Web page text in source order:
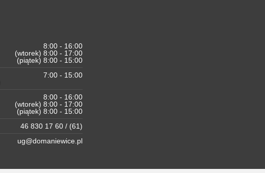
8:00 - 16:00
(wtorek) 8:00 - 17:00
(piątek) 8:00 - 15:00
7:00 - 15:00
8:00 - 16:00
(wtorek) 8:00 - 17:00
(piątek) 8:00 - 15:00
46 830 17 60 / (61)
ug@domaniewice.pl